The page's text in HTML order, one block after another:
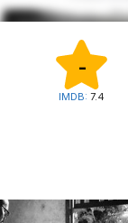
-
IMDB: 7.4